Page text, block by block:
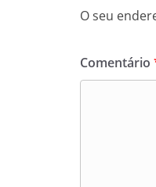
O seu
Comentário